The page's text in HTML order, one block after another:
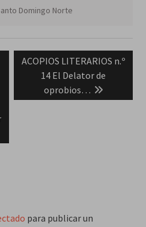
Domingo Norte
Next
post:
ACOPIOS LITERARIOS n.º
14 El Delator de
oprobios…
para publicar un